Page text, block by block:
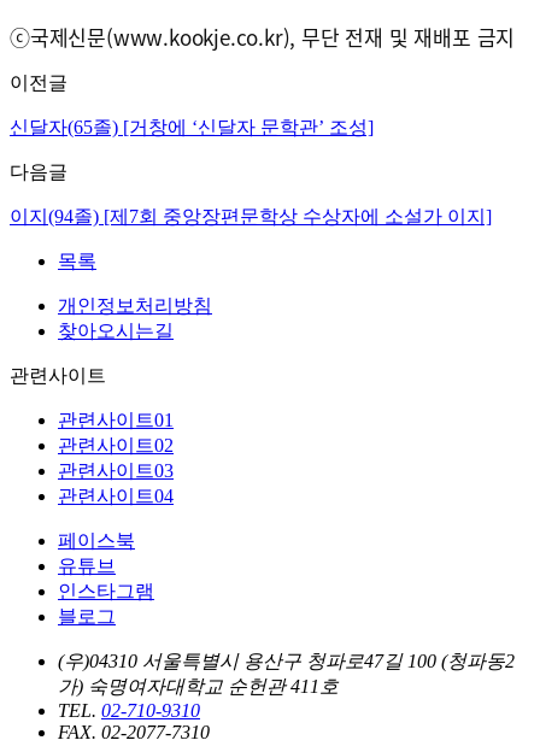
ⓒ국제신문(www.kookje.co.kr), 무단 전재 및 재배포 금지
이전글
신달자(65졸) [거창에 ‘신달자 문학관’ 조성]
다음글
이지(94졸) [제7회 중앙장편문학상 수상자에 소설가 이지]
목록
개인정보처리방침
찾아오시는길
관련사이트
관련사이트01
관련사이트02
관련사이트03
관련사이트04
페이스북
유튜브
인스타그램
블로그
(우)04310 서울특별시 용산구 청파로47길 100 (청파동2
가) 숙명여자대학교 순헌관 411호
TEL. 02-710-9310
FAX. 02-2077-7310